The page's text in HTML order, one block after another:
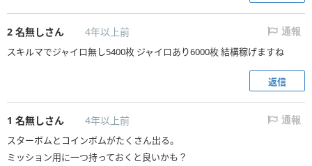
2 名無しさん 4年以上前 通報
スキルマでジャイロ無し5400枚 ジャイロあり6000枚 結構稼げますね
返信
1 名無しさん 4年以上前 通報
スターボムとコインボムがたくさん出る。
ミッション用に一つ持っておくと良いかも？